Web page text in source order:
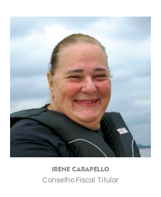
IRENE CARAPELLO
Conselho Fiscal Titular